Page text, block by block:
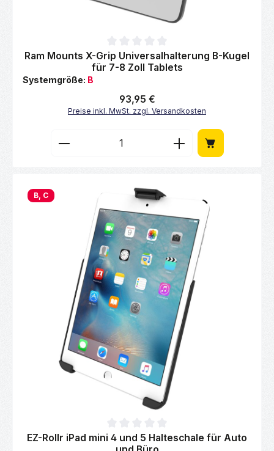
Durchschnittliche Bewertung von 0 von 5 Sternen
Ram Mounts X-Grip Universalhalterung B-Kugel
für 7-8 Zoll Tablets
Systemgröße: B
Regulärer Preis:
93,95 €
Preise inkl. MwSt. zzgl. Versandkosten
Produkt Anzahl: Gib den gewünschten
B, C
Durchschnittliche Bewertung von 0 von 5 Sternen
EZ-Rollr iPad mini 4 und 5 Halteschale für Auto